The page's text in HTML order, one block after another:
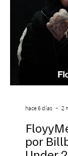
por
hace 6 días 2